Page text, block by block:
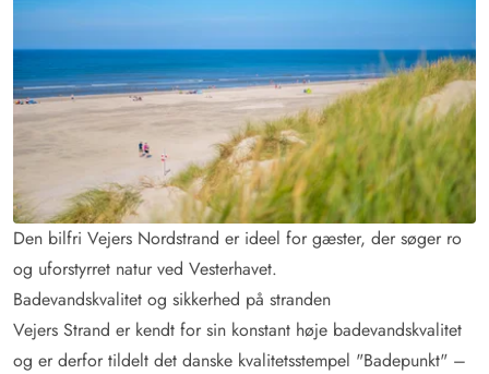
Den bilfri Vejers Nordstrand er ideel for gæster, der søger ro
og uforstyrret natur ved Vesterhavet.
Badevandskvalitet og sikkerhed på stranden
Vejers Strand er kendt for sin konstant høje badevandskvalitet
og er derfor tildelt det danske kvalitetsstempel "Badepunkt" –